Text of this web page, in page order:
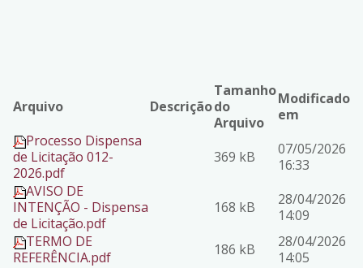
Arquivo Descrição
Tamanho
do
Arquivo
Modificado
em
Processo Dispensa
de Licitação 012-
2026.pdf
369 kB
07/05/2026
16:33
AVISO DE
INTENÇÃO - Dispensa
de Licitação.pdf
168 kB
28/04/2026
14:09
TERMO DE
REFERÊNCIA.pdf
186 kB
28/04/2026
14:05